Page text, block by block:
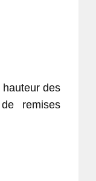
des
remises